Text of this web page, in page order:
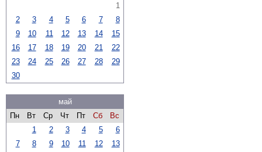
1
2
3 4 5 6 7
8
9
10 11 12 13 14
15
16
17 18 19 20 21
22
23
24 25 26 27 28
29
30
май
Пн
Вт Ср Чт Пт Сб
Вс
1
2 3 4 5
6
7
8 9 10 11 12
13